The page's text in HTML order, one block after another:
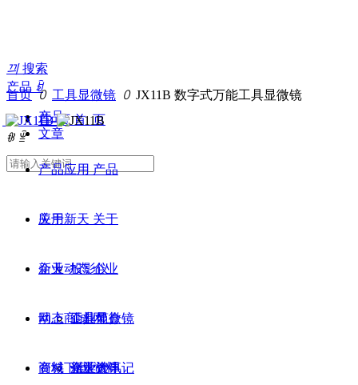
끠 搜索
产品 ꀁ
产品
文章
首 页 首 页
产品应用 产品
应用
投影仪
工具显微镜
光学计
关于新天 关于
新天
企业简介
企业大事记
企业动态 企业
动态
新天资讯
网上商城 网上
商城
资料下载 资料
首页 ꄲ 工具显微镜 ꄲ JX11B 数字式万能工具显微镜
ꁆ ꁇ